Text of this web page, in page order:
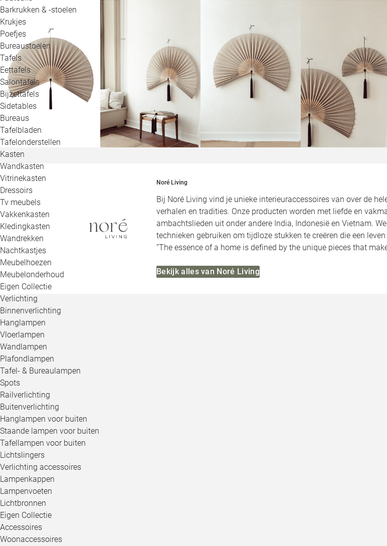
Barkrukken & -stoelen
Krukjes
Poefjes
Bureaustoelen
Tafels
Eettafels
Salontafels
Bijzettafels
Sidetables
Bureaus
Tafelbladen
Tafelonderstellen
Kasten
Wandkasten
Vitrinekasten
Dressoirs
Tv meubels
Vakkenkasten
Kledingkasten
Wandrekken
Nachtkastjes
Meubelhoezen
Meubelonderhoud
Eigen Collectie
Verlichting
Binnenverlichting
Hanglampen
Vloerlampen
Wandlampen
Plafondlampen
Tafel- & Bureaulampen
Spots
Railverlichting
Buitenverlichting
Hanglampen voor buiten
Staande lampen voor buiten
Tafellampen voor buiten
Lichtslingers
Verlichting accessoires
Lampenkappen
Lampenvoeten
Lichtbronnen
Eigen Collectie
Accessoires
Woonaccessoires
Noré Living
Bij Noré Living vind je unieke interieuraccessoires van over de
verhalen en tradities. Onze producten worden met liefde en
ambachtslieden uit onder andere India, Indonesië en Vietnam.
technieken gebruiken om tijdloze stukken te creëren die een
‘’The essence of a home is defined by the unique pieces that
Bekijk alles van Noré Living